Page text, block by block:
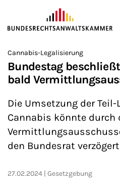
ZUM HAUPTINHALT SPRINGEN
Sie befinden sich hier:
>
Startseite
>
Newsroom
Cannabis-Legalisierung
Bundestag
bald
Die Umsetzung der
Cannabis könnte durch
den Bundesrat
27.02.2024 Gesetzgebung